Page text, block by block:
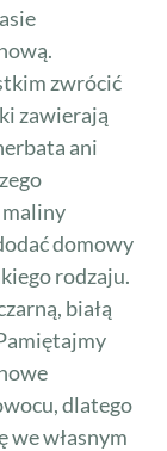
zwrócić
zawierają
ani
maliny
domowy
rodzaju.
białą
dlatego
we własnym